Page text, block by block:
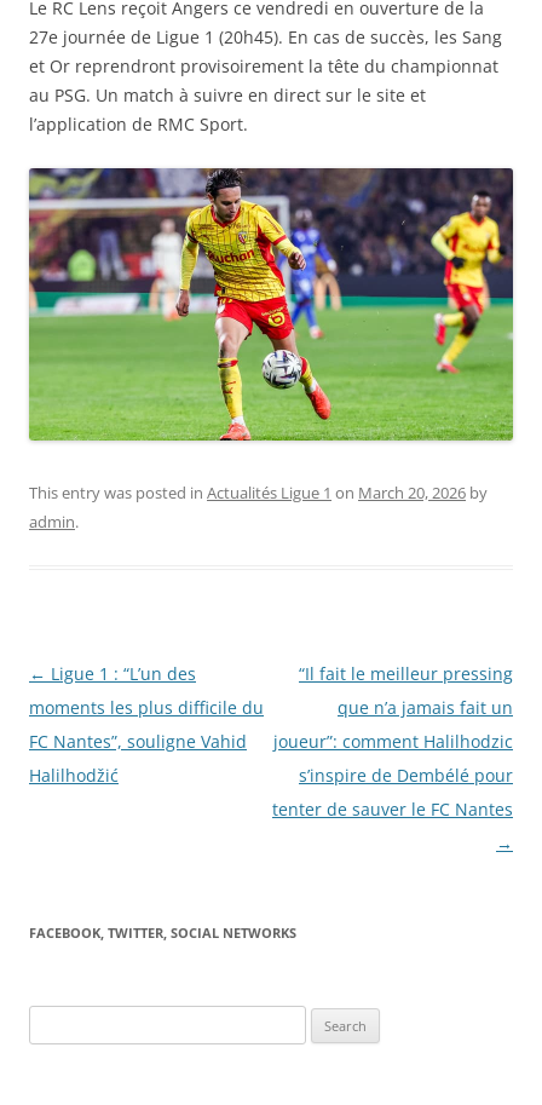
Le RC Lens reçoit Angers ce vendredi en ouverture de la
27e journée de Ligue 1 (20h45). En cas de succès, les Sang
et Or reprendront provisoirement la tête du championnat
au PSG. Un match à suivre en direct sur le site et
l’application de RMC Sport.
This entry was posted in Actualités Ligue 1 on March 20, 2026 by
admin.
Post
navigation
← Ligue 1 : “L’un des
moments les plus difficile du
FC Nantes”, souligne Vahid
Halilhodžić
“Il fait le meilleur pressing
que n’a jamais fait un
joueur”: comment Halilhodzic
s’inspire de Dembélé pour
tenter de sauver le FC Nantes
→
FACEBOOK, TWITTER, SOCIAL NETWORKS
for: